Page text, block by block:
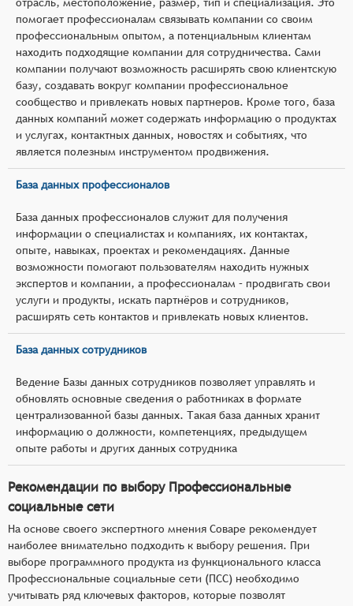
помогает профессионалам связывать компании со своим
профессиональным опытом, а потенциальным клиентам
находить подходящие компании для сотрудничества. Сами
компании получают возможность расширять свою клиентскую
базу, создавать вокруг компании профессиональное
сообщество и привлекать новых партнеров. Кроме того, база
данных компаний может содержать информацию о продуктах
и услугах, контактных данных, новостях и событиях, что
является полезным инструментом продвижения.
База данных профессионалов
База данных профессионалов служит для получения
информации о специалистах и компаниях, их контактах,
опыте, навыках, проектах и рекомендациях. Данные
возможности помогают пользователям находить нужных
экспертов и компании, а профессионалам – продвигать свои
услуги и продукты, искать партнёров и сотрудников,
расширять сеть контактов и привлекать новых клиентов.
База данных сотрудников
Ведение Базы данных сотрудников позволяет управлять и
обновлять основные сведения о работниках в формате
централизованной базы данных. Такая база данных хранит
информацию о должности, компетенциях, предыдущем
опыте работы и других данных сотрудника
Рекомендации по выбору Профессиональные
социальные сети
На основе своего экспертного мнения Соваре рекомендует
наиболее внимательно подходить к выбору решения. При
выборе программного продукта из функционального класса
Профессиональные социальные сети (ПСС) необходимо
учитывать ряд ключевых факторов, которые позволят